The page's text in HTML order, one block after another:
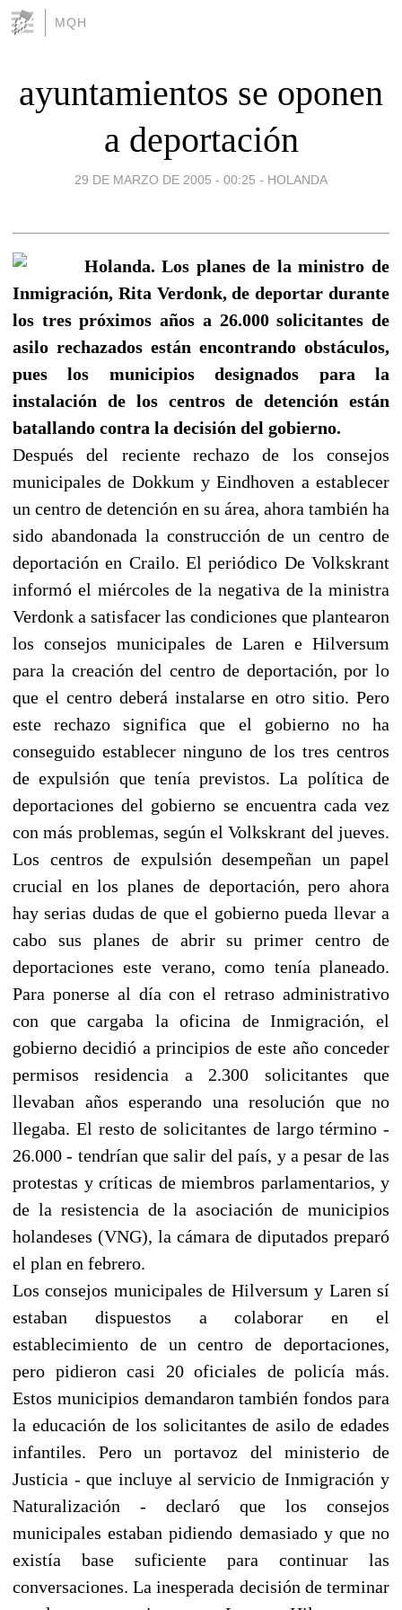
MQH
ayuntamientos se oponen
a deportación
29 DE MARZO DE 2005 - 00:25 - HOLANDA
Holanda. Los planes de la ministro de
Inmigración, Rita Verdonk, de deportar durante
los tres próximos años a 26.000 solicitantes de
asilo rechazados están encontrando obstáculos,
pues los municipios designados para la
instalación de los centros de detención están
batallando contra la decisión del gobierno.
Después del reciente rechazo de los consejos
municipales de Dokkum y Eindhoven a establecer
un centro de detención en su área, ahora también ha
sido abandonada la construcción de un centro de
deportación en Crailo. El periódico De Volkskrant
informó el miércoles de la negativa de la ministra
Verdonk a satisfacer las condiciones que plantearon
los consejos municipales de Laren e Hilversum
para la creación del centro de deportación, por lo
que el centro deberá instalarse en otro sitio. Pero
este rechazo significa que el gobierno no ha
conseguido establecer ninguno de los tres centros
de expulsión que tenía previstos. La política de
deportaciones del gobierno se encuentra cada vez
con más problemas, según el Volkskrant del jueves.
Los centros de expulsión desempeñan un papel
crucial en los planes de deportación, pero ahora
hay serias dudas de que el gobierno pueda llevar a
cabo sus planes de abrir su primer centro de
deportaciones este verano, como tenía planeado.
Para ponerse al día con el retraso administrativo
con que cargaba la oficina de Inmigración, el
gobierno decidió a principios de este año conceder
permisos residencia a 2.300 solicitantes que
llevaban años esperando una resolución que no
llegaba. El resto de solicitantes de largo término -
26.000 - tendrían que salir del país, y a pesar de las
protestas y críticas de miembros parlamentarios, y
de la resistencia de la asociación de municipios
holandeses (VNG), la cámara de diputados preparó
el plan en febrero.
Los consejos municipales de Hilversum y Laren sí
estaban dispuestos a colaborar en el
establecimiento de un centro de deportaciones,
pero pidieron casi 20 oficiales de policía más.
Estos municipios demandaron también fondos para
la educación de los solicitantes de asilo de edades
infantiles. Pero un portavoz del ministerio de
Justicia - que incluye al servicio de Inmigración y
Naturalización - declaró que los consejos
municipales estaban pidiendo demasiado y que no
existía base suficiente para continuar las
conversaciones. La inesperada decisión de terminar